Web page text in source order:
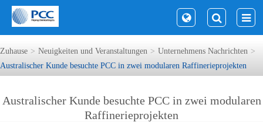
Zuhause Neuigkeiten und Veranstaltungen
Unternehmens Nachrichten
Australischer Kunde besuchte PCC in zwei modularen Raffinerieprojekten
Australischer Kunde besuchte PCC in zwei modularen
Raffinerieprojekten